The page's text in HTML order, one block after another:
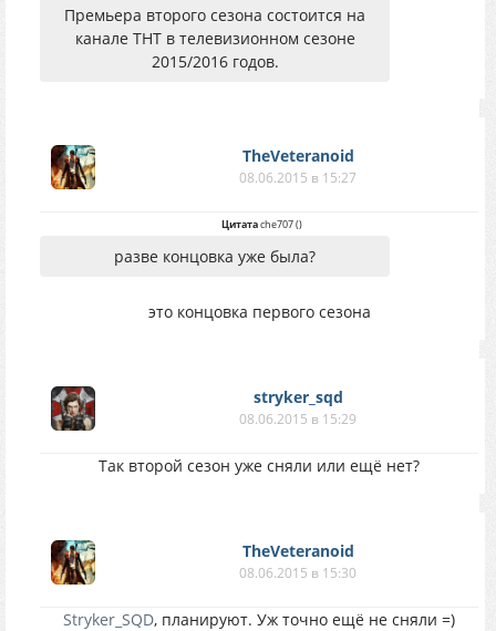
Премьера второго сезона состоится на
канале ТНТ в телевизионном сезоне
2015/2016 годов.
TheVeteranoid
08.06.2015 в 15:27
Цитатаche707()
разве концовка уже была?
это концовка первого сезона
stryker_sqd
08.06.2015 в 15:29
Так второй сезон уже сняли или ещё нет?
TheVeteranoid
08.06.2015 в 15:30
Stryker_SQD, планируют. Уж точно ещё не сняли =)